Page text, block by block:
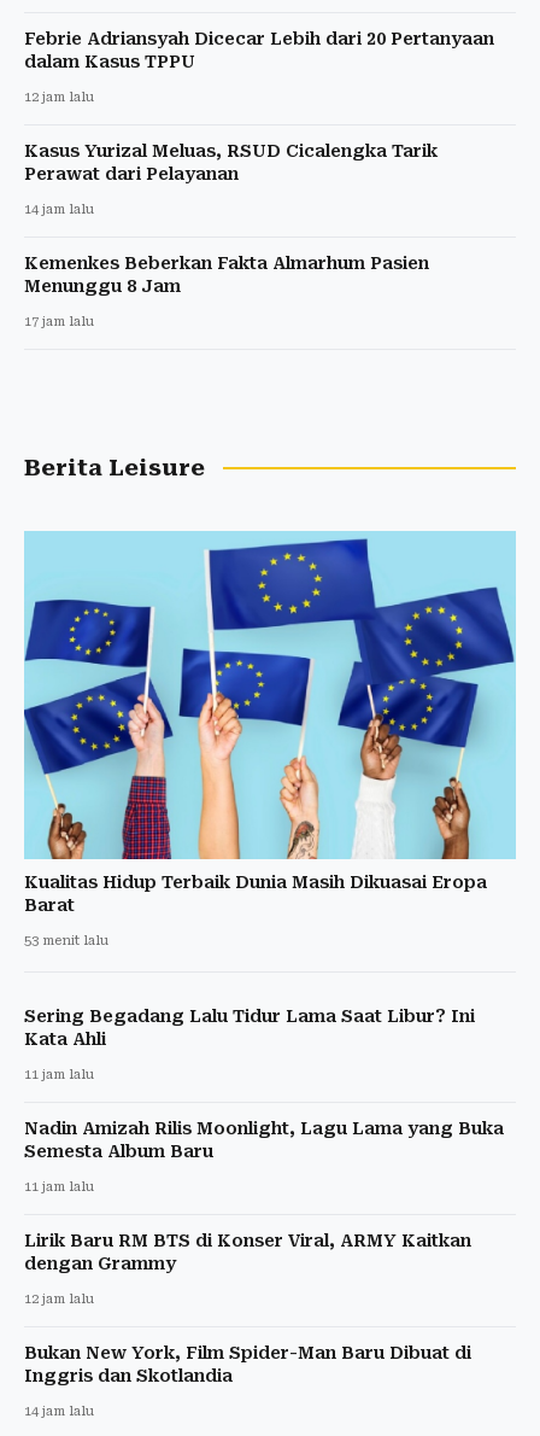
Febrie Adriansyah Dicecar Lebih dari 20 Pertanyaan
dalam Kasus TPPU
12 jam lalu
Kasus Yurizal Meluas, RSUD Cicalengka Tarik
Perawat dari Pelayanan
14 jam lalu
Kemenkes Beberkan Fakta Almarhum Pasien
Menunggu 8 Jam
17 jam lalu
Berita Leisure
Kualitas Hidup Terbaik Dunia Masih Dikuasai Eropa
Barat
53 menit lalu
Sering Begadang Lalu Tidur Lama Saat Libur? Ini
Kata Ahli
11 jam lalu
Nadin Amizah Rilis Moonlight, Lagu Lama yang Buka
Semesta Album Baru
11 jam lalu
Lirik Baru RM BTS di Konser Viral, ARMY Kaitkan
dengan Grammy
12 jam lalu
Bukan New York, Film Spider-Man Baru Dibuat di
Inggris dan Skotlandia
14 jam lalu